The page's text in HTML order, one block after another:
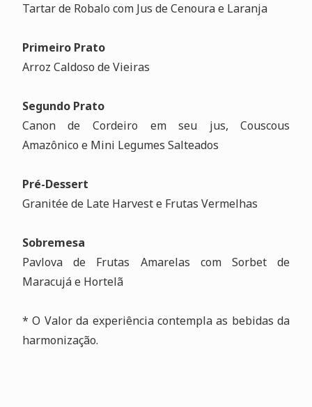
Tartar de Robalo com Jus de Cenoura e Laranja
Primeiro Prato
Arroz Caldoso de Vieiras
Segundo Prato
Canon de Cordeiro em seu jus, Couscous
Amazônico e Mini Legumes Salteados
Pré-Dessert
Granitée de Late Harvest e Frutas Vermelhas
Sobremesa
Pavlova de Frutas Amarelas com Sorbet de
Maracujá e Hortelã
* O Valor da experiência contempla as bebidas da
harmonização.